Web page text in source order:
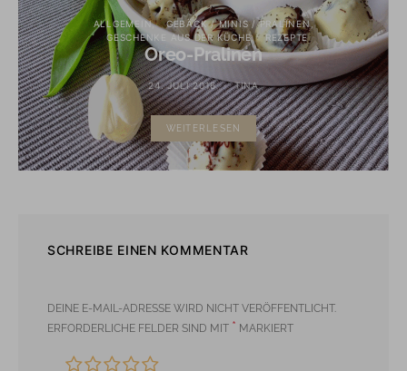
ALLGEMEIN
GEBÄCK / MINIS / PRALINEN
GESCHENKE AUS DER KÜCHE
REZEPTE
Oreo-Pralinen
24. JULI 2016 TINA
WEITERLESEN
SCHREIBE EINEN KOMMENTAR
DEINE E-MAIL-ADRESSE WIRD NICHT VERÖFFENTLICHT.
ERFORDERLICHE FELDER SIND MIT * MARKIERT